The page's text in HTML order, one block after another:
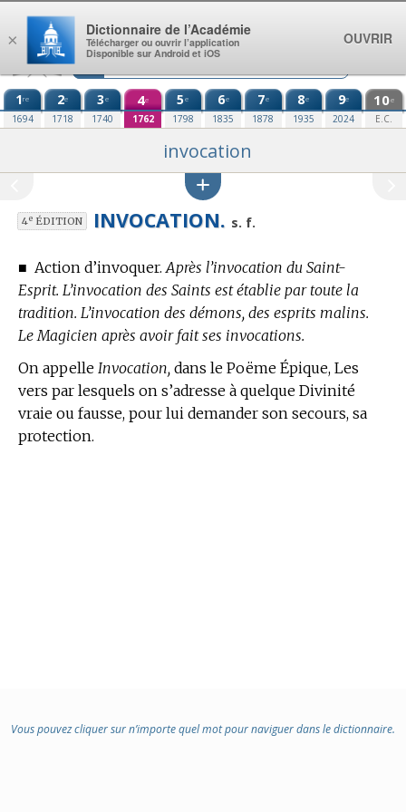
Aller au contenu
1re
1694
2e
1718
3e
1740
4e
1762
5e
1798
6e
1835
7e
1878
8e
1935
9e
2024
10e
E.C.
invocation
4eÉDITION INVOCATION. s. f.
■ Action d’invoquer. Après l’invocation du Saint-
Esprit. L’invocation des Saints est établie par toute la
tradition. L’invocation des démons, des esprits malins.
Le Magicien après avoir fait ses invocations.
On appelle Invocation, dans le Poëme Épique, Les
vers par lesquels on s’adresse à quelque Divinité
vraie ou fausse, pour lui demander son secours, sa
protection.
Vous pouvez cliquer sur n’importe quel mot pour naviguer dans le dictionnaire.
×
Dictionnaire de l’Académie
Télécharger ou ouvrir l’application
Disponible sur Android et iOS
OUVRIR